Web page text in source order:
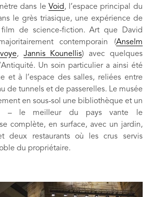
dans le Void, l’espace principal du
le grès triasique, une expérience de
film de science-fiction. Art que David
contemporain (Anselm
, Jannis Kounellis) avec quelques
Un soin particulier a ainsi été
et à l’espace des salles, reliées entre
de tunnels et de passerelles. Le musée
en sous-sol une bibliothèque et un
– le meilleur du pays vante le
complète, en surface, avec un jardin,
deux restaurants où les crus servis
du propriétaire.